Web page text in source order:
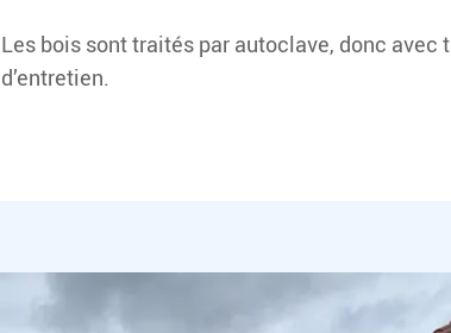
Les bois sont traités par autoclave, donc avec
d’entretien.